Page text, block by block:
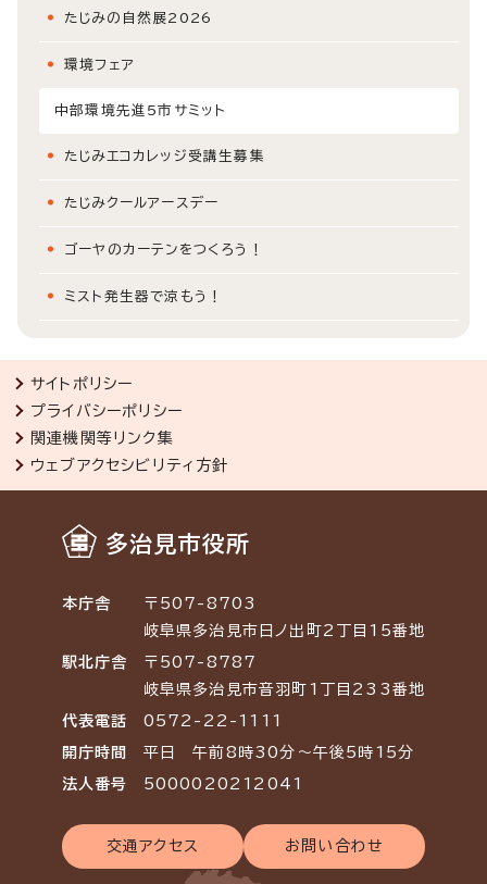
たじみの自然展2026
環境フェア
中部環境先進5市サミット
たじみエコカレッジ受講生募集
たじみクールアースデー
ゴーヤのカーテンをつくろう！
ミスト発生器で涼もう！
サイトポリシー
プライバシーポリシー
関連機関等リンク集
ウェブアクセシビリティ方針
多治見市役所
本庁舎
〒507-8703
岐阜県多治見市日ノ出町2丁目15番地
駅北庁舎
〒507-8787
岐阜県多治見市音羽町1丁目233番地
代表電話 0572-22-1111
開庁時間 平日 午前8時30分～午後5時15分
法人番号 5000020212041
交通アクセス お問い合わせ